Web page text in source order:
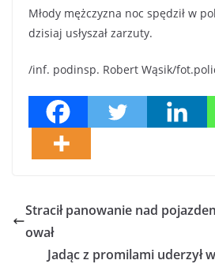
Młody mężczyzna noc spędził w
dzisiaj usłyszał zarzuty.
/inf. podinsp. Robert Wąsik/
Stracił panowanie nad
ował
Jadąc z promilami uderzył